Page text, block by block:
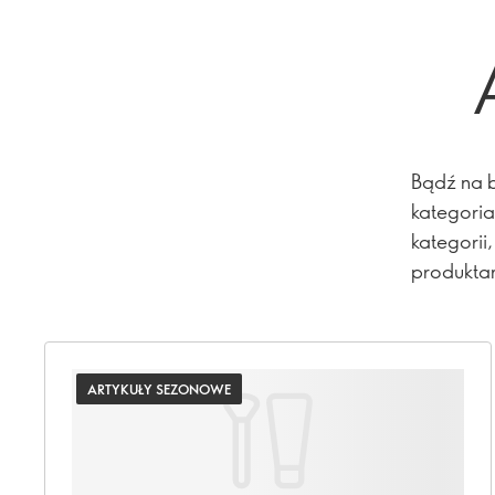
Bądź na
ARTYKUŁY SEZONOWE